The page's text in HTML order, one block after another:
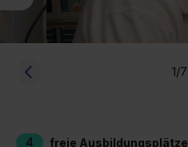
1/7
4 freie Ausbildungsplätze